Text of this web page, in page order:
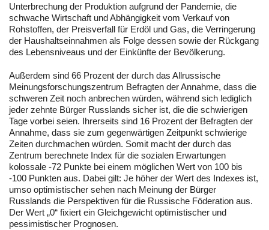
Unterbrechung der Produktion aufgrund der Pandemie, die
schwache Wirtschaft und Abhängigkeit vom Verkauf von
Rohstoffen, der Preisverfall für Erdöl und Gas, die Verringerung
der Haushaltseinnahmen als Folge dessen sowie der Rückgang
des Lebensniveaus und der Einkünfte der Bevölkerung.
Außerdem sind 66 Prozent der durch das Allrussische
Meinungsforschungszentrum Befragten der Annahme, dass die
schweren Zeit noch anbrechen würden, während sich lediglich
jeder zehnte Bürger Russlands sicher ist, die die schwierigen
Tage vorbei seien. Ihrerseits sind 16 Prozent der Befragten der
Annahme, dass sie zum gegenwärtigen Zeitpunkt schwierige
Zeiten durchmachen würden. Somit macht der durch das
Zentrum berechnete Index für die sozialen Erwartungen
kolossale -72 Punkte bei einem möglichen Wert von 100 bis
-100 Punkten aus. Dabei gilt: Je höher der Wert des Indexes ist,
umso optimistischer sehen nach Meinung der Bürger
Russlands die Perspektiven für die Russische Föderation aus.
Der Wert „0“ fixiert ein Gleichgewicht optimistischer und
pessimistischer Prognosen.